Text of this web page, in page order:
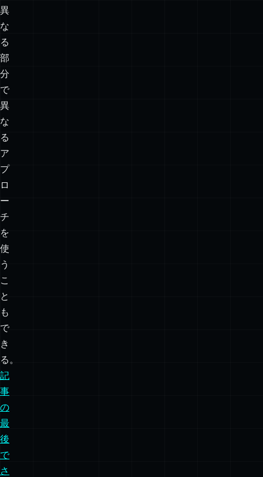
異
な
る
部
分
で
異
な
る
ア
プ
ロ
ー
チ
を
使
う
こ
と
も
で
き
る。
記
事
の
最
後
で
さ